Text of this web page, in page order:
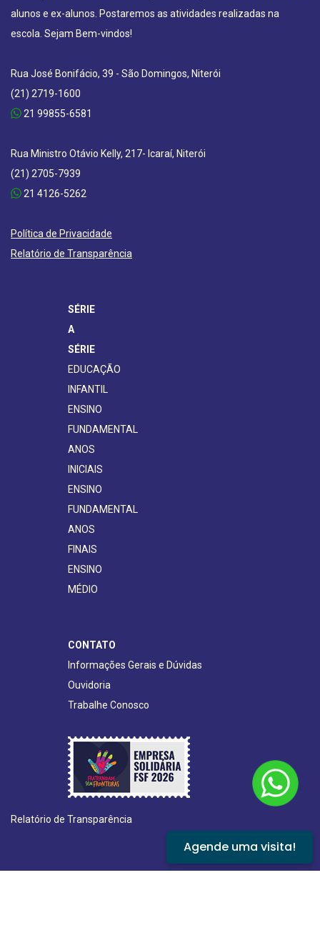
alunos e ex-alunos. Postaremos as atividades realizadas na
escola. Sejam Bem-vindos!
Rua José Bonifácio, 39 - São Domingos, Niterói
(21) 2719-1600
21 99855-6581
Rua Ministro Otávio Kelly, 217- Icaraí, Niterói
(21) 2705-7939
21 4126-5262
Política de Privacidade
Relatório de Transparência
SÉRIE
A
SÉRIE
EDUCAÇÃO
INFANTIL
ENSINO
FUNDAMENTAL
ANOS
INICIAIS
ENSINO
FUNDAMENTAL
ANOS
FINAIS
ENSINO
MÉDIO
CONTATO
Informações Gerais e Dúvidas
Ouvidoria
Trabalhe Conosco
Relatório de Transparência
Agende uma visita!